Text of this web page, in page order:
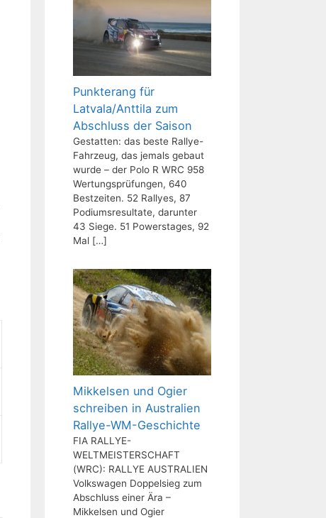
Punkterang für
Latvala/Anttila zum
Abschluss der Saison
Gestatten: das beste Rallye-
Fahrzeug, das jemals gebaut
wurde – der Polo R WRC 958
Wertungsprüfungen, 640
Bestzeiten. 52 Rallyes, 87
Podiumsresultate, darunter
43 Siege. 51 Powerstages, 92
Mal […]
Mikkelsen und Ogier
schreiben in Australien
Rallye-WM-Geschichte
FIA RALLYE-
WELTMEISTERSCHAFT
(WRC): RALLYE AUSTRALIEN
Volkswagen Doppelsieg zum
Abschluss einer Ära –
Mikkelsen und Ogier